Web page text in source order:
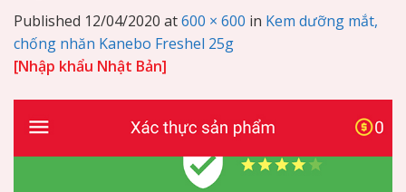
Published 12/04/2020 at600 × 600 in Kem dưỡng mắt,
chống nhăn Kanebo Freshel 25g
[Nhập khẩu Nhật Bản]